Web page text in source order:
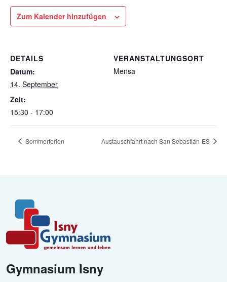
Zum Kalender hinzufügen
DETAILS
Datum:
14. September
Zeit:
15:30 - 17:00
VERANSTALTUNGSORT
Mensa
Sommerferien Austauschfahrt nach San Sebastián-ES
Gymnasium Isny